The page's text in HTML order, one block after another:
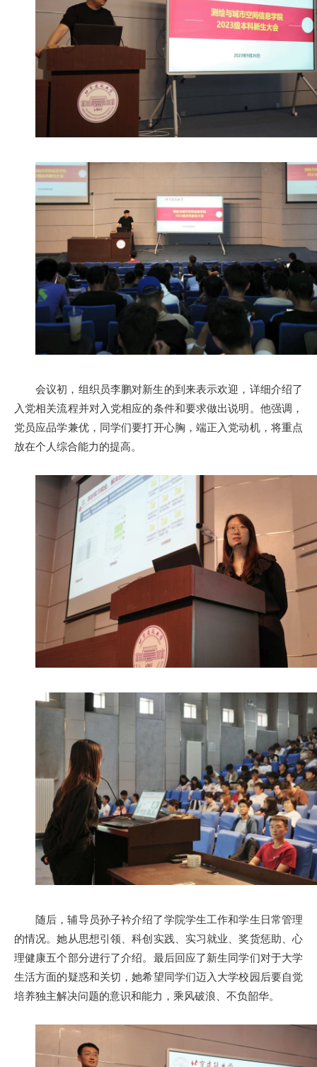
会议初，组织员李鹏对新生的到来表示欢迎，详细介绍了
入党相关流程并对入党相应的条件和要求做出说明。他强调，
党员应品学兼优，同学们要打开心胸，端正入党动机，将重点
放在个人综合能力的提高。
随后，辅导员孙子衿介绍了学院学生工作和学生日常管理
的情况。她从思想引领、科创实践、实习就业、奖货惩助、心
理健康五个部分进行了介绍。最后回应了新生同学们对于大学
生活方面的疑惑和关切，她希望同学们迈入大学校园后要自觉
培养独主解决问题的意识和能力，乘风破浪、不负韶华。